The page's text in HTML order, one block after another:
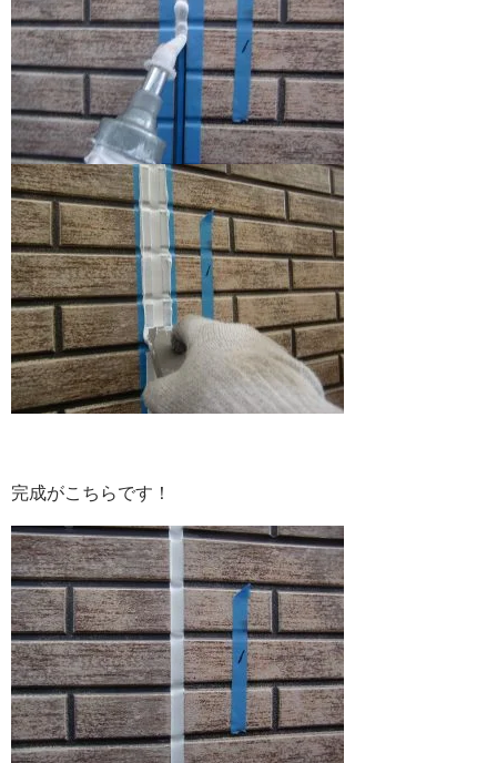
完成がこちらです！